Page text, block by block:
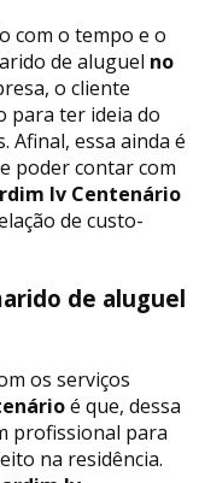
com o tempo e o
de aluguel no
o cliente
para ter ideia do
Afinal, essa ainda é
poder contar com
Iv Centenário
de custo-
de aluguel
os serviços
é que, dessa
profissional para
na residência.